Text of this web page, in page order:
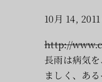
10月 14,
http://
長雨は病気
ましく、あ